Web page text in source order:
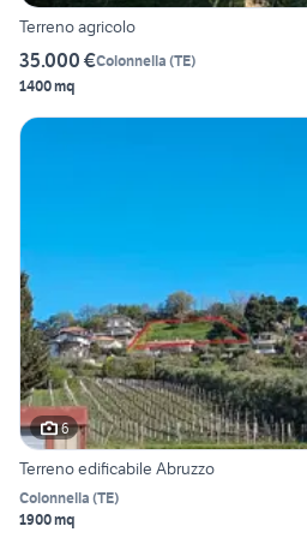
Terreno agricolo
35.000 €Colonnella (TE)
1400 mq
6
Terreno edificabile Abruzzo
Colonnella (TE)
1900 mq